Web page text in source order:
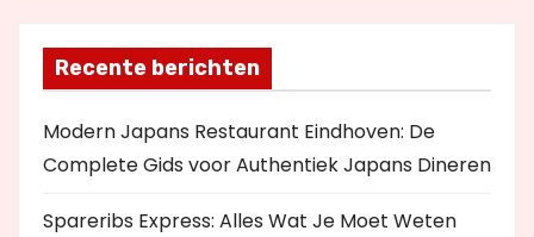
Recente berichten
Modern Japans Restaurant Eindhoven: De
Complete Gids voor Authentiek Japans Dineren
Spareribs Express: Alles Wat Je Moet Weten